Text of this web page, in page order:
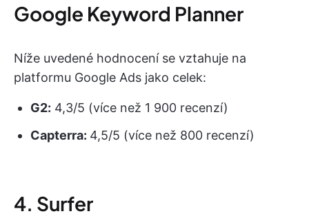
Google Keyword Planner
Níže uvedené hodnocení se vztahuje na
platformu Google Ads jako celek:
G2: 4,3/5 (více než 1 900 recenzí)
Capterra: 4,5/5 (více než 800 recenzí)
4. Surfer